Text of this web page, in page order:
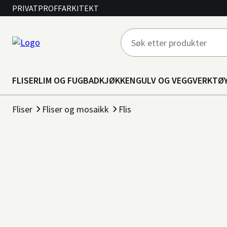
PRIVATPROFFARKITEKT
FLISERLIM OG FUGBADKJØKKENGULV OG VEGG
Fliser Fliser og mosaikk Flis